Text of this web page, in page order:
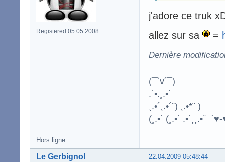
Registered 05.05.2008
j'adore ce truk
allez sur sa
=
Dernière
(¯`v´¯)
.`•.¸.•´
¸.•´¸.•´¨) ¸.•*¨ )
(¸.•´ (¸.•´
Hors ligne
22.04.2009 05:48:44
Le Gerbignol